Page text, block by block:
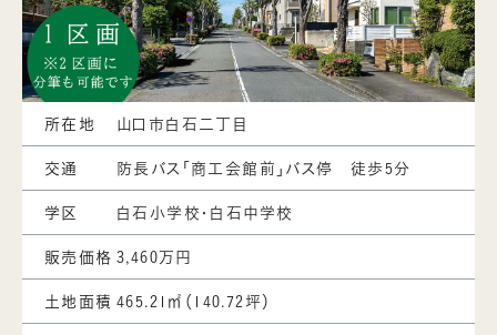
所在地 山口市白石二丁目
交通 防長バス「商工会館前」バス停 徒歩5分
学区 白石小学校・白石中学校
販売価格 3,460万円
土地面積 465.21㎡（140.72坪）